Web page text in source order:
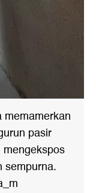
memamerkan
pasir
sempurna.